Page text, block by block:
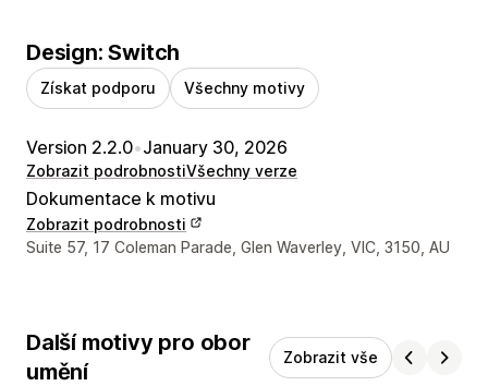
Design: Switch
Získat podporu Všechny motivy
Version 2.2.0•January 30, 2026
Zobrazit podrobnostiVšechny verze
Dokumentace k motivu
Zobrazit podrobnosti
Kontaktní údaje designéra
Suite 57, 17 Coleman Parade, Glen Waverley, VIC, 3150, AU
Další motivy pro obor
umění
Zobrazit vše